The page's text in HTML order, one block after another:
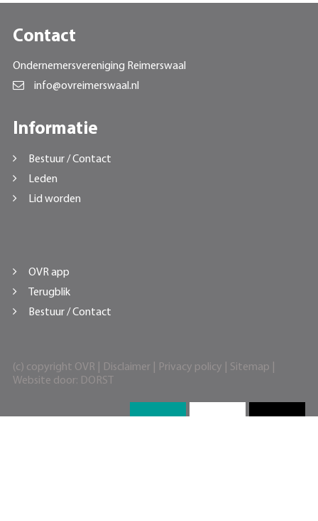
Contact
Ondernemersvereniging Reimerswaal
info@ovreimerswaal.nl
Informatie
Bestuur / Contact
Leden
Lid worden
OVR app
Terugblik
Bestuur / Contact
(c) copyright OVR | Disclaimer| Privacy policy Sitemap
Website door: DORST